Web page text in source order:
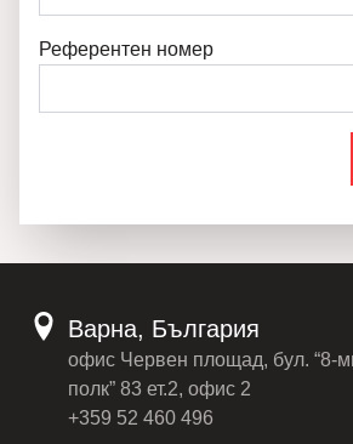
Референтен номер
Варна, България
офис Червен площад, бул. “8-
полк” 83 ет.2, офис 2
+359 52 460 496